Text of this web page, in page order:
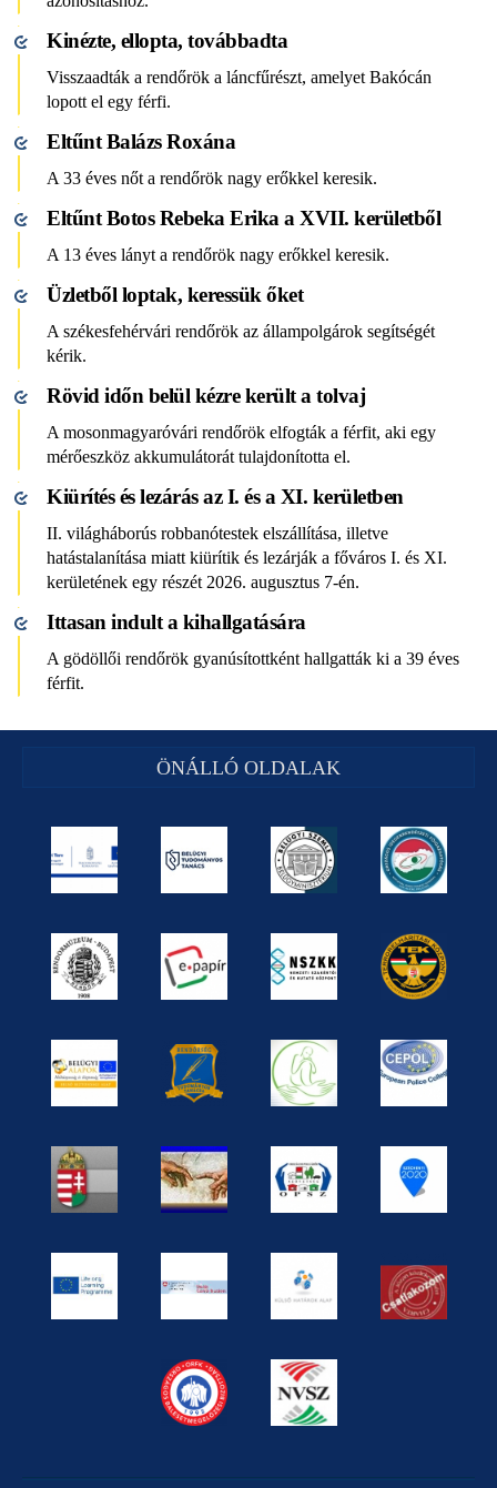
Kinézte, ellopta, továbbadta
Visszaadták a rendőrök a láncfűrészt, amelyet Bakócán
lopott el egy férfi.
Eltűnt Balázs Roxána
A 33 éves nőt a rendőrök nagy erőkkel keresik.
Eltűnt Botos Rebeka Erika a XVII. kerületből
A 13 éves lányt a rendőrök nagy erőkkel keresik.
Üzletből loptak, keressük őket
A székesfehérvári rendőrök az állampolgárok segítségét
kérik.
Rövid időn belül kézre került a tolvaj
A mosonmagyaróvári rendőrök elfogták a férfit, aki egy
mérőeszköz akkumulátorát tulajdonította el.
Kiürítés és lezárás az I. és a XI. kerületben
II. világháborús robbanótestek elszállítása, illetve
hatástalanítása miatt kiürítik és lezárják a főváros I. és XI.
kerületének egy részét 2026. augusztus 7-én.
Ittasan indult a kihallgatására
A gödöllői rendőrök gyanúsítottként hallgatták ki a 39 éves
férfit.
ÖNÁLLÓ OLDALAK